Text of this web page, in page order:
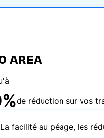
AREA
de réduction sur vos
La facilité au péage, les